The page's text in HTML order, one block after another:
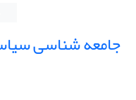
جامعه شناسی